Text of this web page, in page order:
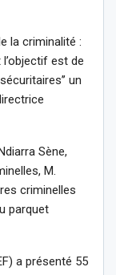
la criminalité :
est de
un
Sène,
M.
criminelles
parquet
a présenté 55